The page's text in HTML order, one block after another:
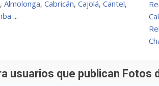
, Almolonga, Cabricán, Cajolá, Cantel,
...
usuarios que publican Fotos